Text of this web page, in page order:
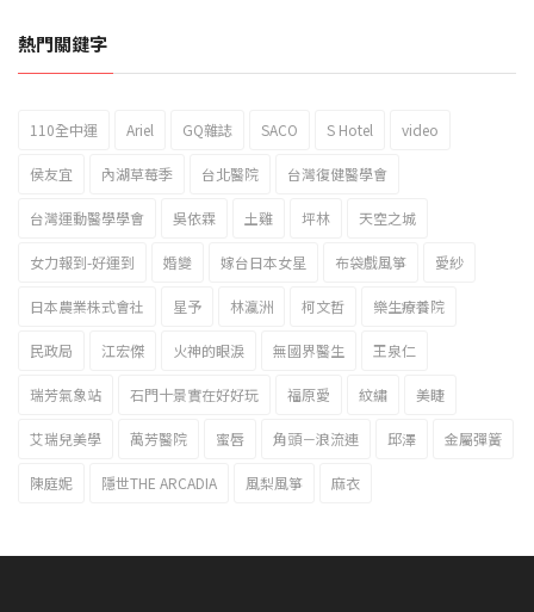
2023新北市北海岸國際風箏節「風在石起」霸氣回歸
熱門關鍵字
110全中運 Ariel GQ雜誌 SACO S Hotel video
侯友宜 內湖草莓季 台北醫院 台灣復健醫學會
台灣運動醫學學會 吳依霖 土雞 坪林 天空之城
女力報到-好運到 婚變 嫁台日本女星 布袋戲風箏 愛紗
日本農業株式會社 星予 林瀛洲 柯文哲 樂生療養院
民政局 江宏傑 火神的眼淚 無國界醫生 王泉仁
瑞芳氣象站 石門十景實在好好玩 福原愛 紋繡 美睫
艾瑞兒美學 萬芳醫院 蜜唇 角頭－浪流連 邱澤 金屬彈簧
陳庭妮 隱世THE ARCADIA 風梨風箏 麻衣